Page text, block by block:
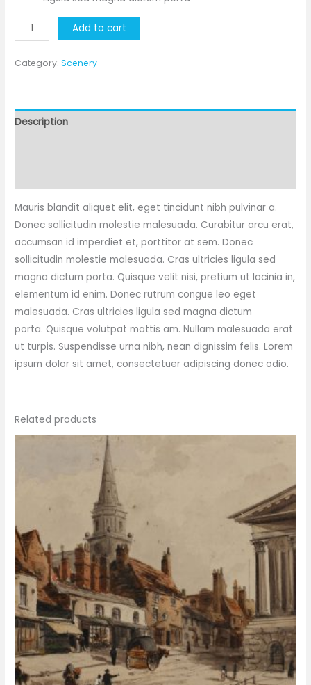
Mount
Sainte-
Victoire
Add to cart
Category:Scenery
Description
Mauris blandit aliquet elit, eget tincidunt nibh pulvinar a.
Donec sollicitudin molestie malesuada. Curabitur arcu erat,
accumsan id imperdiet et, porttitor at sem. Donec
sollicitudin molestie malesuada. Cras ultricies ligula sed
magna dictum porta. Quisque velit nisi, pretium ut lacinia in,
elementum id enim. Donec rutrum congue leo eget
malesuada. Cras ultricies ligula sed magna dictum
porta. Quisque volutpat mattis am. Nullam malesuada erat
ut turpis. Suspendisse urna nibh, nean dignissim felis. Lorem
ipsum dolor sit amet, consectetuer adipiscing donec odio.
Related products